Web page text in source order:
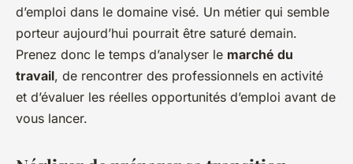
d’emploi dans le domaine visé. Un métier qui semble
porteur aujourd’hui pourrait être saturé demain.
Prenez donc le temps d’analyser le marché du
travail, de rencontrer des professionnels en activité
et d’évaluer les réelles opportunités d’emploi avant de
vous lancer.